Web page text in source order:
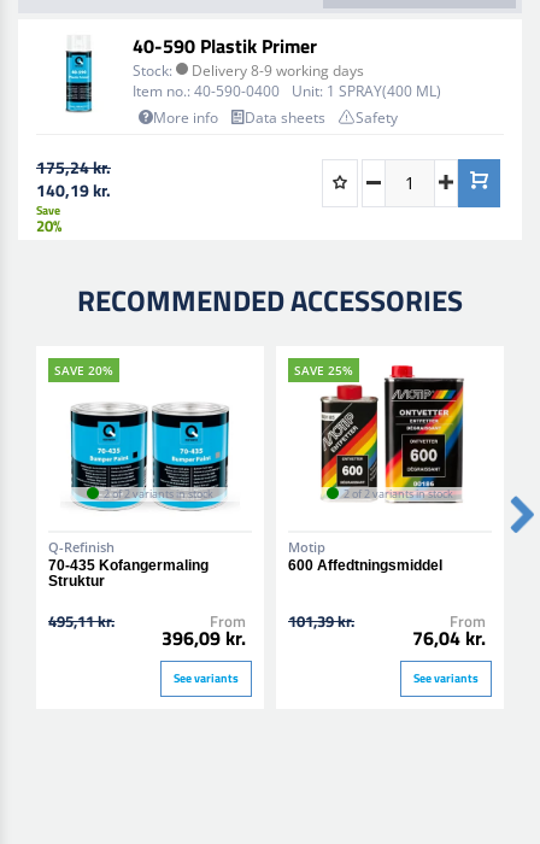
efter 30-40 minutter ved 20 grader.
Sprøjt med en afstand på 15-25 cm fra emnet.
40-590 Plastik Primer
Stock:
Delivery 8-9 working days
Item no.: 40-590-0400 Unit: 1 SPRAY(400 ML)
More info
Data sheets Safety
175,24 kr.
140,19 kr.
Save
20%
RECOMMENDED ACCESSORIES
SAVE 20%
2 of 2 variants in stock
Q-Refinish
70-435 Kofangermaling
Struktur
495,11 kr. From
396,09 kr.
See variants
SAVE 25%
2 of 2 variants in stock
Motip
600 Affedtningsmiddel
101,39 kr. From
76,04 kr.
See variants